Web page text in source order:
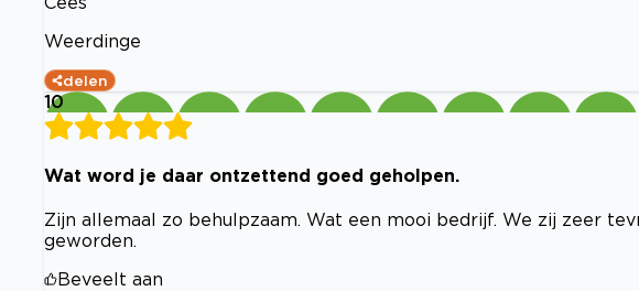
Weerdinge
delen
10
Wat word je daar ontzettend goed geholpen.
Zijn allemaal zo behulpzaam. Wat een mooi bedrijf. We zij zeer
geworden.
Beveelt aan